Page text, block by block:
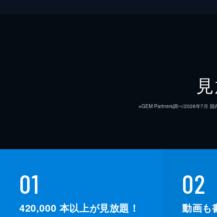
※GEM Partners調べ/2026年7⽉ 国
01
420,000 本以上が見放題！
02
動画も